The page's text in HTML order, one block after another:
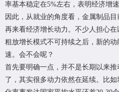
率基本稳定在5%左右，表明经济增
因此，从就业的角度看， 金属制品
再来看经济增长动力。不少人担心
粗放增长模式不可持续之后，新的
速。会不会呢？
首先要明确一点，并不是长期以来
了，其实很多动力依然在延续。比